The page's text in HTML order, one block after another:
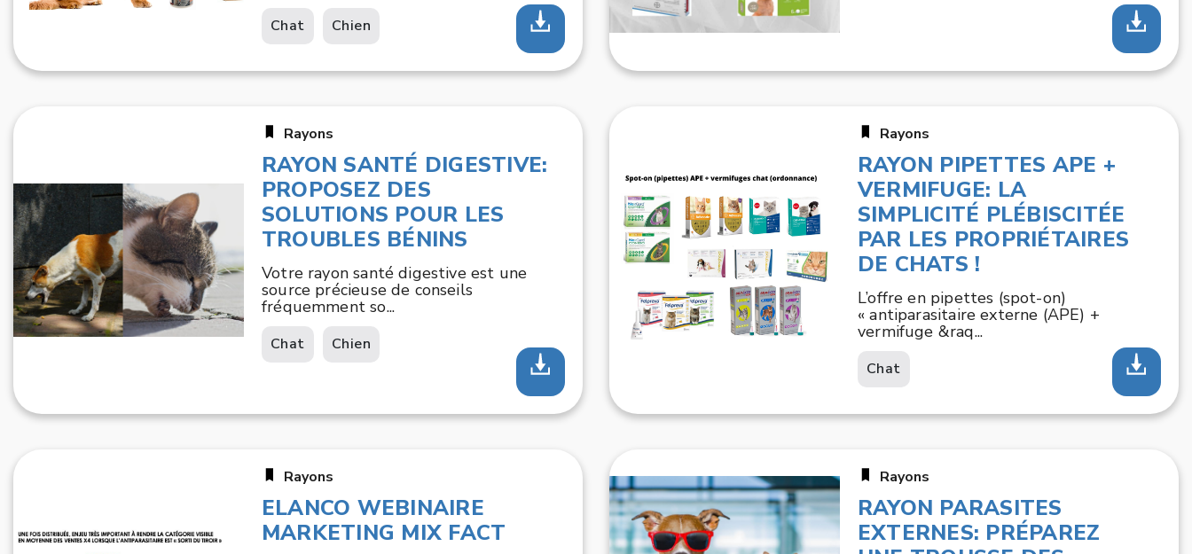
Chat Chien
Rayons
RAYON SANTÉ DIGESTIVE:
PROPOSEZ DES
SOLUTIONS POUR LES
TROUBLES BÉNINS
Votre rayon santé digestive est une
source précieuse de conseils
fréquemment so...
Chat Chien
Rayons
RAYON PIPETTES APE +
VERMIFUGE: LA
SIMPLICITÉ PLÉBISCITÉE
PAR LES PROPRIÉTAIRES
DE CHATS !
L’offre en pipettes (spot-on)
« antiparasitaire externe (APE) +
vermifuge &raq...
Chat
Rayons
ELANCO WEBINAIRE
MARKETING MIX FACT
Rayons
RAYON PARASITES
EXTERNES: PRÉPAREZ